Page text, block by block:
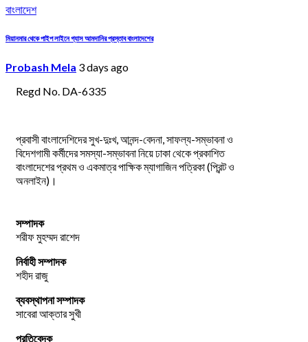
বাংলাদেশ
মিয়ানমার থেকে পাইপ লাইনে গ্যাস আমদানির প্রস্তাব বাংলাদেশের
Probash Mela 3 days ago
Regd No. DA-6335
প্রবাসী বাংলাদেশিদের সুখ-দুঃখ, আনন্দ-বেদনা, সাফল্য-সম্ভাবনা ও
বিদেশগামী কর্মীদের সমস্যা-সম্ভাবনা নিয়ে ঢাকা থেকে প্রকাশিত
বাংলাদেশের প্রথম ও একমাত্র পাক্ষিক ম্যাগাজিন পত্রিকা (প্রিন্ট ও
অনলাইন)।
সম্পাদক
শরীফ মুহম্মদ রাশেদ
নির্বাহী সম্পাদক
শহীদ রাজু
ব্যবস্থাপনা সম্পাদক
সাবেরা আক্তার সুখী
প্রতিবেদক